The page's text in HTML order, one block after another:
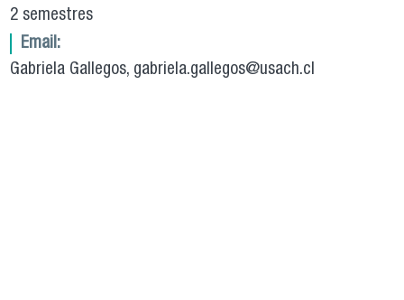
2 semestres
Email:
Gabriela Gallegos, gabriela.gallegos@usach.cl